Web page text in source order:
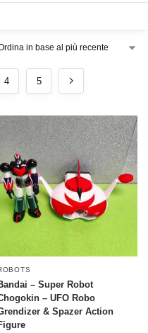
4 5
– Super Robot
– UFO Robo
& Spazer Action